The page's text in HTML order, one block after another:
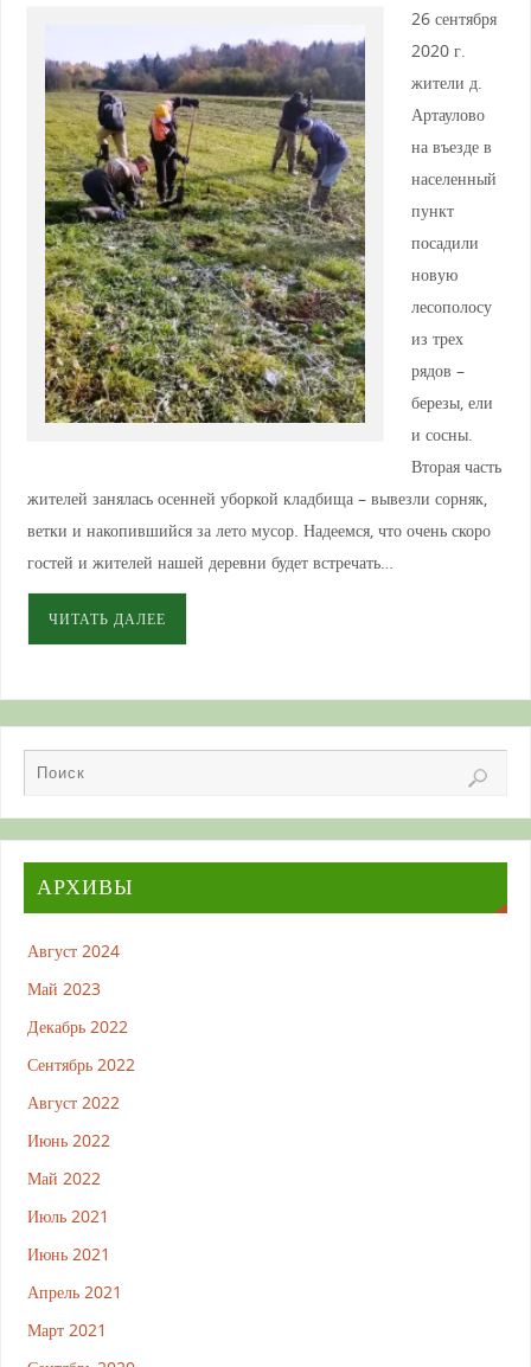
26 сентября
2020 г.
жители д.
Артаулово
на въезде в
населенный
пункт
посадили
новую
лесополосу
из трех
рядов –
березы, ели
и сосны.
Вторая часть
жителей занялась осенней уборкой кладбища – вывезли сорняк,
ветки и накопившийся за лето мусор. Надеемся, что очень скоро
гостей и жителей нашей деревни будет встречать…
ЧИТАТЬ ДАЛЕЕ
АРХИВЫ
Август 2024
Май 2023
Декабрь 2022
Сентябрь 2022
Август 2022
Июнь 2022
Май 2022
Июль 2021
Июнь 2021
Апрель 2021
Март 2021